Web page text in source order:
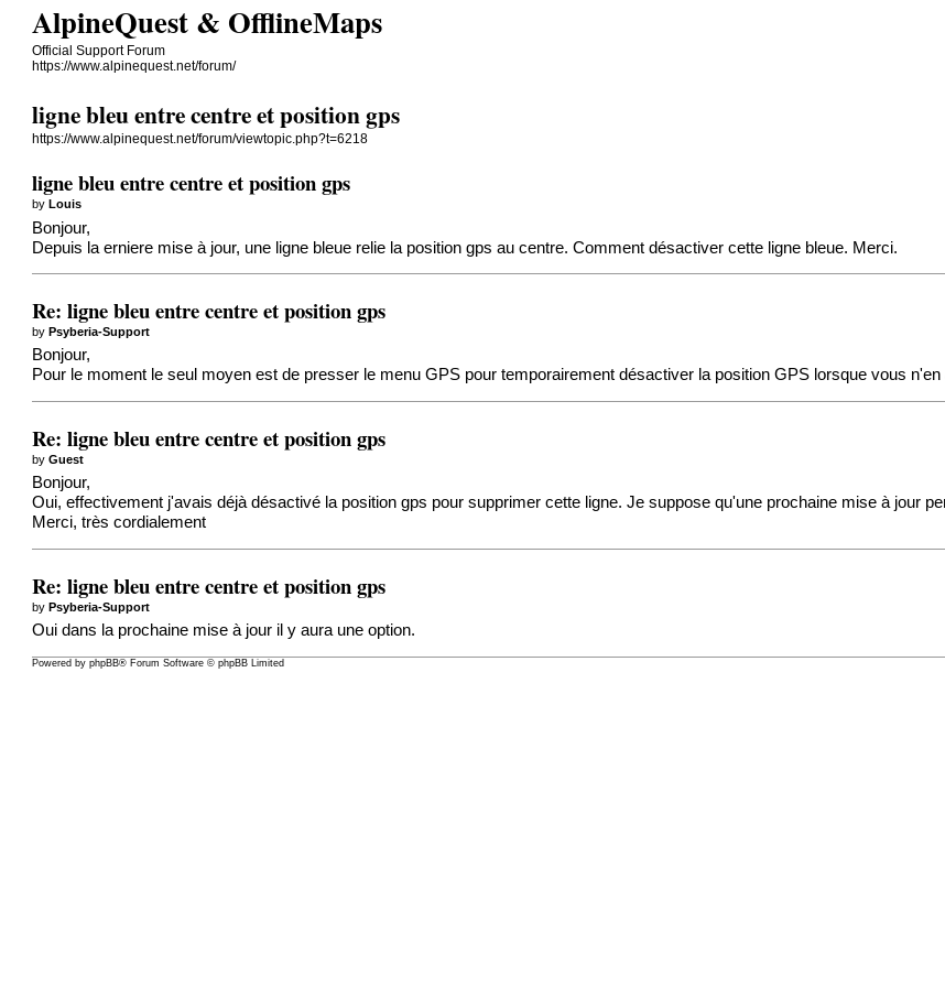
AlpineQuest & OfflineMaps
Official Support Forum
https://www.alpinequest.net/forum/
ligne bleu entre centre et position gps
https://www.alpinequest.net/forum/viewtopic.php?t=6218
ligne bleu entre centre et position gps
byLouis
Bonjour,
Depuis la erniere mise à jour, une ligne bleue relie la position gps au centre. Comment désactiver cette ligne bleue. Merci.
Re: ligne bleu entre centre et position gps
byPsyberia-Support
Bonjour,
Pour le moment le seul moyen est de presser le menu GPS pour temporairement désactiver la position GPS lorsque vous
Re: ligne bleu entre centre et position gps
byGuest
Bonjour,
Oui, effectivement j'avais déjà désactivé la position gps pour supprimer cette ligne. Je suppose qu'une prochaine mise à jour
Merci, très cordialement
Re: ligne bleu entre centre et position gps
byPsyberia-Support
Oui dans la prochaine mise à jour il y aura une option.
Powered byphpBB® Forum Software © phpBB Limited